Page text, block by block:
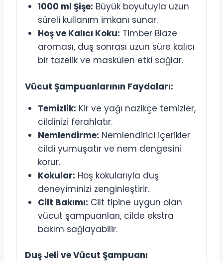
1000 ml Şişe: Büyük boyutuyla uzun
süreli kullanım imkanı sunar.
Hoş ve Kalıcı Koku: Timber Blaze
aroması, duş sonrası uzun süre kalıcı
bir tazelik ve maskülen etki sağlar.
Vücut Şampuanlarının Faydaları:
Temizlik: Kir ve yağı nazikçe temizler,
cildinizi ferahlatır.
Nemlendirme: Nemlendirici içerikler
cildi yumuşatır ve nem dengesini
korur.
Kokular: Hoş kokularıyla duş
deneyiminizi zenginleştirir.
Cilt Bakımı: Cilt tipine uygun olan
vücut şampuanları, cilde ekstra
bakım sağlayabilir.
Duş Jeli ve Vücut Şampuanı